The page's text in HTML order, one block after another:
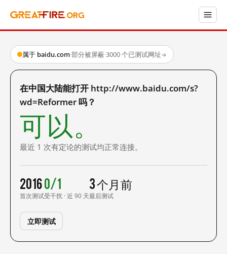
属于 baidu.com·部分被屏蔽·3000 个已测试网址→
在中国大陆能打开 http://www.baidu.com/s?
wd=Reformer 吗？
可以。
最近 1 次有定论的测试均正常连接。
2016
首次测试
0/1
受干扰 · 近 90 天
3 个月前
最后测试
立即测试